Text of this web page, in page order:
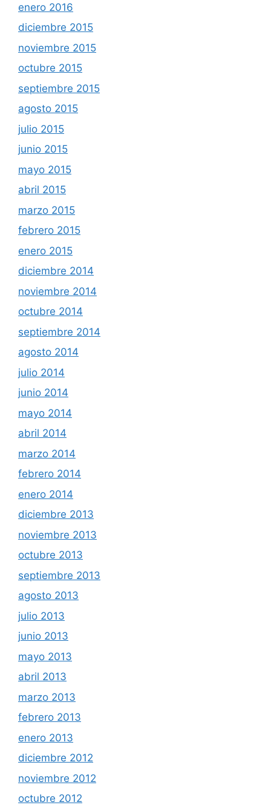
enero 2016
diciembre 2015
noviembre 2015
octubre 2015
septiembre 2015
agosto 2015
julio 2015
junio 2015
mayo 2015
abril 2015
marzo 2015
febrero 2015
enero 2015
diciembre 2014
noviembre 2014
octubre 2014
septiembre 2014
agosto 2014
julio 2014
junio 2014
mayo 2014
abril 2014
marzo 2014
febrero 2014
enero 2014
diciembre 2013
noviembre 2013
octubre 2013
septiembre 2013
agosto 2013
julio 2013
junio 2013
mayo 2013
abril 2013
marzo 2013
febrero 2013
enero 2013
diciembre 2012
noviembre 2012
octubre 2012